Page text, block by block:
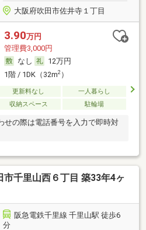
大阪府吹田市佐井寺１丁目
3.90万円
管理費3,000円
なし
12万円
1階 / 1DK（32m2）
更新料なし
一人暮らし
収納スペース 駐輪場
せの際は電話番号を入力で即時対
市千里山西６丁目 築33年4ヶ
阪急電鉄千里線 千里山駅 徒歩6
分